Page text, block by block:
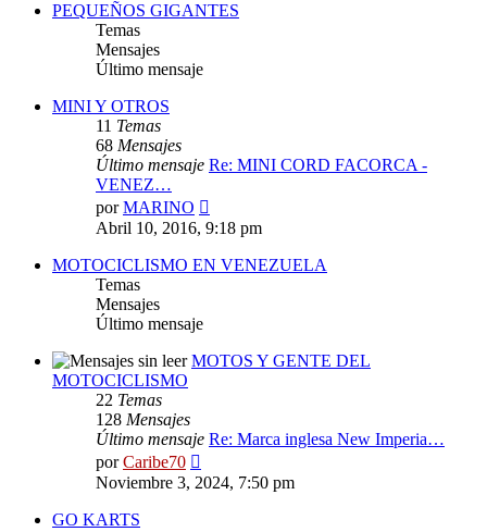
PEQUEÑOS GIGANTES
Temas
Mensajes
Último mensaje
MINI Y OTROS
11 Temas
68 Mensajes
Último mensaje Re: MINI CORD FACORCA -
VENEZ…
porMARINO
último
mensaje
Abril 10, 2016, 9:18 pm
MOTOCICLISMO EN VENEZUELA
Temas
Mensajes
Último mensaje
MOTOS Y GENTE DEL
MOTOCICLISMO
22 Temas
128 Mensajes
Último mensaje Re: Marca inglesa New Imperia…
porCaribe70
último
Noviembre 3, 2024, 7:50 pm
GO KARTS